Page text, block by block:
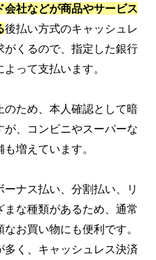
会社などが商品やサービス
後払い方式のキャッシュレ
がくるので、指定した銀行
って支払います。
のため、本人確認として暗
、コンビニやスーパーな
増えています。
ナス払い、分割払い、リ
な種類があるため、通常
お買い物にも便利です。
多く、キャッシュレス決済